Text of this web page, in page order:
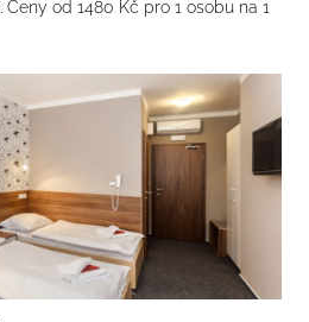
Ceny od 1480 Kč pro 1 osobu na 1